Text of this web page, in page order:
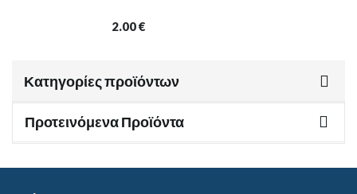
2.00€
Κατηγορίες προϊόντων
Προτεινόμενα Προϊόντα